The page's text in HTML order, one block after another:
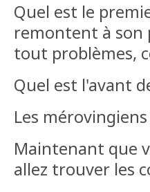
Quel est le
remontent à son
tout problèmes,
Quel est l'avant
Les
Maintenant que
allez trouver les